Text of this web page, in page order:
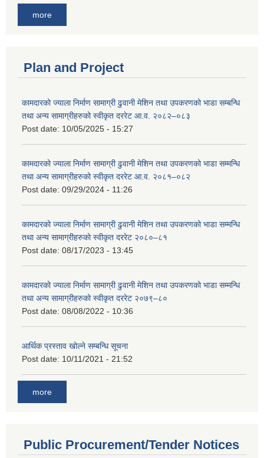
more
Plan and Project
कामदारको ज्याला निर्माण सामाग्री ढुवानी मेशिन तथा उपकरणको भाडा सम्बन्धि
तथा अन्य सामाग्रीहरुको स्वीकृत दररेट आ.व. २०८२–०८३
Post date: 10/05/2025 - 15:27
कामदारको ज्याला निर्माण सामाग्री ढुवानी मेशिन तथा उपकरणको भाडा सम्मन्धि
तथा अन्य सामाग्रीहरुको स्वीकृत दररेट आ.व. २०८१–०८२
Post date: 09/29/2024 - 11:26
कामदारको ज्याला निर्माण सामाग्री ढुवानी मेशिन तथा उपकरणको भाडा सम्मन्धि
तथा अन्य सामाग्रीहरुको स्वीकृत दररेट २०८०–८१
Post date: 08/17/2023 - 13:45
कामदारको ज्याला निर्माण सामाग्री ढुवानी मेशिन तथा उपकरणको भाडा सम्मन्धि
तथा अन्य सामाग्रीहरुको स्वीकृत दररेट २०७९–८०
Post date: 08/08/2022 - 10:36
आर्थिक प्रस्ताव खोल्ने सम्बन्धि सूचना
Post date: 10/11/2021 - 21:52
more
Public Procurement/Tender Notices